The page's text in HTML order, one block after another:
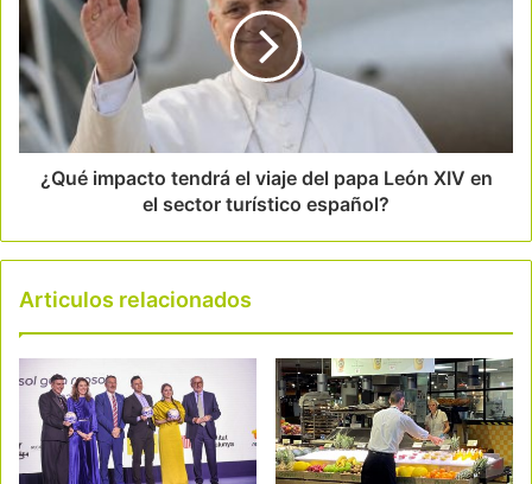
¿Qué impacto tendrá el viaje del papa León XIV en
el sector turístico español?
Articulos relacionados